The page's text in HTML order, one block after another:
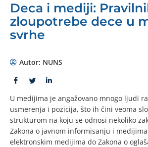
Deca i mediji:
zloupotrebe dece u
svrhe
Autor: NUNS
U medijima je angažovano mnogo ljudi
usmerenja i pozicija, što ih čini veoma
strukturom na koju se odnosi nekoliko
Zakona o javnom informisanju i
elektronskim medijima do Zakona o